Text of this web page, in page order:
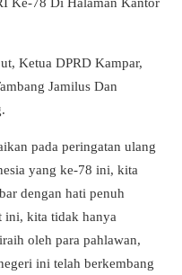
Ketua DPRD Kampar,
Jamilus Dan
pada peringatan ulang
yang ke-78 ini, kita
dengan hati penuh
ini, kita tidak hanya
oleh para pahlawan,
ini telah berkembang